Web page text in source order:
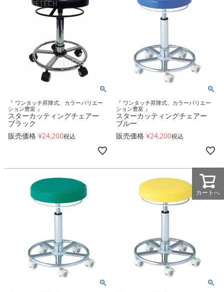
『 ワンタッチ昇降式、カラーバリエー
ション豊富 』
スターカッティングチェアー
ブラック
販売価格 ¥24,200税込
『 ワンタッチ昇降式、カラーバリエー
ション豊富 』
スターカッティングチェアー
ブルー
販売価格 ¥24,200税込
カートへ